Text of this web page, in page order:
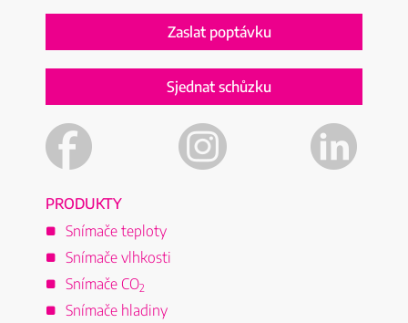
Zaslat poptávku
Sjednat schůzku
PRODUKTY
Snímače teploty
Snímače vlhkosti
Snímače CO2
Snímače hladiny